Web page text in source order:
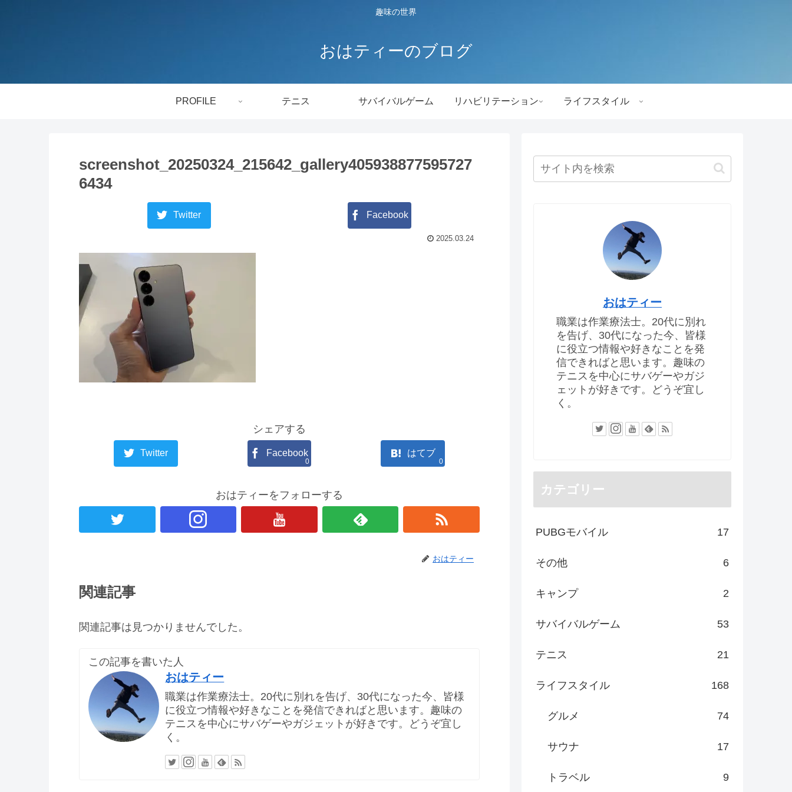
趣味の世界
おはティーのブログ
PROFILE テニス サバイバルゲーム リハビリテーション ライフスタイル
screenshot_20250324_215642_gallery405938877595727
6434
Twitter Facebook
2025.03.24
シェアする
Twitter Facebook
0
はてブ
0
おはティーをフォローする
おはティー
関連記事
関連記事は見つかりませんでした。
この記事を書いた人
おはティー
職業は作業療法士。20代に別れを告げ、30代になった今、皆様
に役立つ情報や好きなことを発信できればと思います。趣味の
テニスを中心にサバゲーやガジェットが好きです。どうぞ宜し
く。
おはティー
職業は作業療法士。20代に別れ
を告げ、30代になった今、皆様
に役立つ情報や好きなことを発
信できればと思います。趣味の
テニスを中心にサバゲーやガジ
ェットが好きです。どうぞ宜し
く。
カテゴリー
PUBGモバイル 17
その他 6
キャンプ 2
サバイバルゲーム 53
テニス 21
ライフスタイル 168
グルメ 74
サウナ 17
トラベル 9